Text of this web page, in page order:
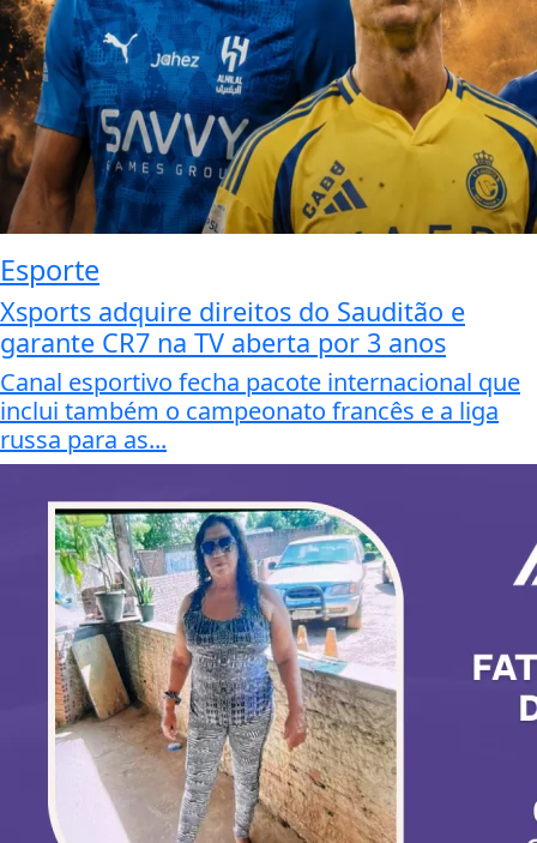
Esporte
Xsports adquire direitos do Sauditão e
garante CR7 na TV aberta por 3 anos
Canal esportivo fecha pacote internacional que
inclui também o campeonato francês e a liga
russa para as...